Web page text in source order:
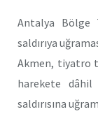
Antalya Bölge
saldırıya
Akmen, tiyatro
harekete dâhil
saldırısına